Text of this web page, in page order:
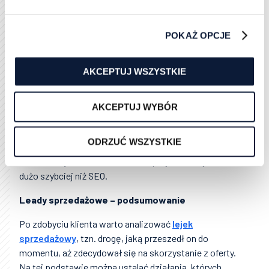
POKAŻ OPCJE
AKCEPTUJ WSZYSTKIE
AKCEPTUJ WYBÓR
ODRZUĆ WSZYSTKIE
konkurencyjności danej branży – opłata jest wówczas
Wadą tej metody są koszty i konieczność
poświęcania jej wiele uwagi. Zanim kampania zacznie
generować oczekiwane wyniki, minąć musi sporo
czasu potrzebnego na zoptymalizowanie działań,
i optymalne dopasowanie grupy docelowej.
dużo szybciej niż SEO.
Leady sprzedażowe – podsumowanie
Po zdobyciu klienta warto analizować lejek
sprzedażowy, tzn. drogę, jaką przeszedł on do
momentu, aż zdecydował się na skorzystanie z oferty.